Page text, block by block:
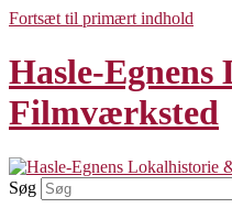
Fortsæt til primært indhold
Hasle-
Filmværksted
Søg